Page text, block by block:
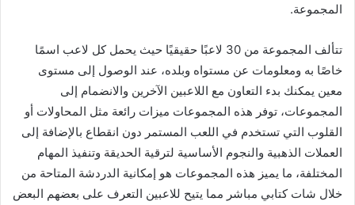
المجموعة.
تتألف المجموعة من 30 لاعبًا حقيقيًا حيث يحمل كل لاعب اسمًا
خاصًا به ومعلومات عن مستواه وبلده، عند الوصول إلى مستوى
معين يمكنك بدء التعاون مع اللاعبين الآخرين والانضمام إلى
المجموعات، توفر هذه المجموعات ميزات رائعة مثل المحاولات أو
القلوب التي تستخدم في اللعب المستمر دون انقطاع بالإضافة إلى
العملات الذهبية والنجوم الأساسية لترقية الحديقة وتنفيذ المهام
المختلفة، ما يميز هذه المجموعات هو إمكانية الدردشة المتاحة من
خلال شات كتابي مباشر مما يتيح للاعبين التعرف على بعضهم البعض